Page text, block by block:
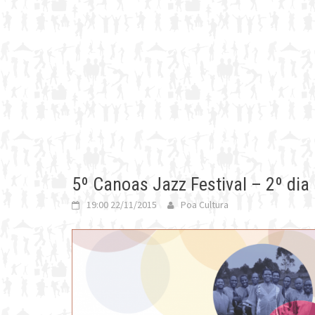
5º Canoas Jazz Festival – 2º dia
19:00 22/11/2015 Poa Cultura